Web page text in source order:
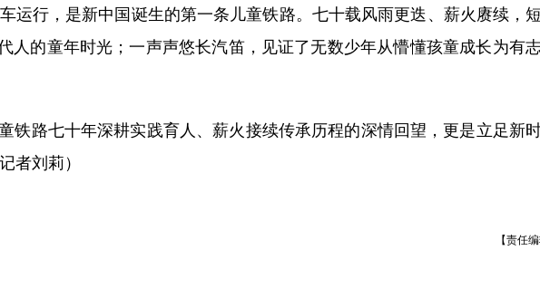
行，是新中国诞生的第一条儿童铁路。七十载风雨更迭、薪火赓续，
人的童年时光；一声声悠长汽笛，见证了无数少年从懵懂孩童成长为有
路七十年深耕实践育人、薪火接续传承历程的深情回望，更是立足新
者刘莉）
【责任